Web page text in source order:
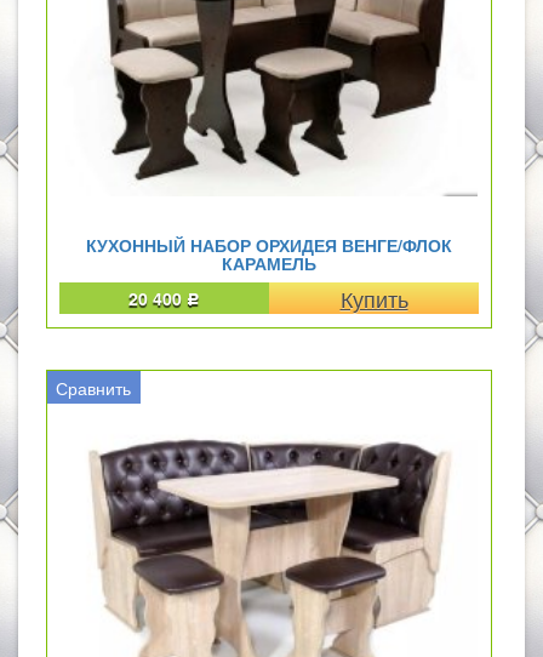
КУХОННЫЙ НАБОР ОРХИДЕЯ ВЕНГЕ/ФЛОК
КАРАМЕЛЬ
20 400 Р
Сравнить